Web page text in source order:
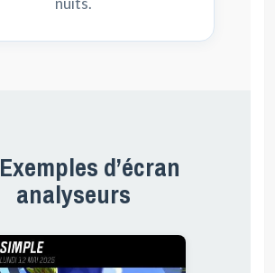
Exemples d’écran
analyseurs